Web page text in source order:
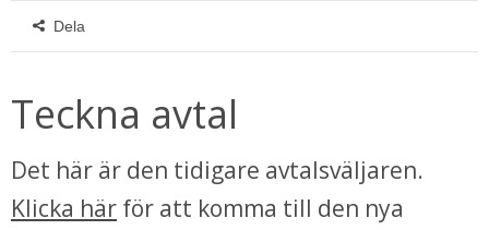
Dela
Teckna avtal
Klicka här för att komma till den nya